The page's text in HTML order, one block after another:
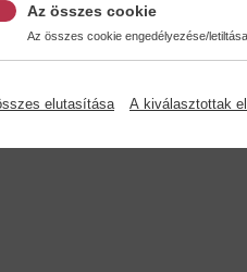
Az összes cookie
Az összes cookie engedélyezése/
elutasítása A kiválasztottak